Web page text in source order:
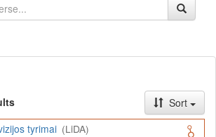
ir socialinių mokslų duomenų
prieigą prie daugiau nei 600 duomenų ir
ir tyrimų ištekliai yra dokumentuoti
pagal tarptautinius standartus. LiDA
universiteto Duomenų analizės
centre( data.ktu.edu
Sort
tyrimai (LiDA)